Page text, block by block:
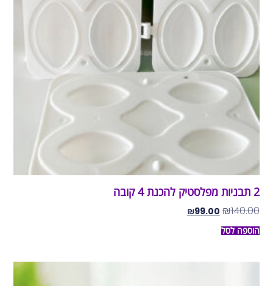
2 תבניות מפלסטיק להכנת 4 קובה
₪140.00
₪99.00
הוספה לסל